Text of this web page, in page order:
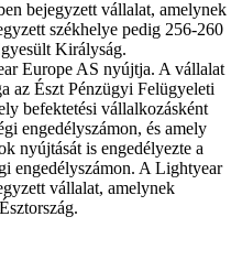
bejegyzett vállalat, amelynek
székhelye pedig 256-260
Királyság.
Europe AS nyújtja. A vállalat
az Észt Pénzügyi Felügyeleti
befektetési vállalkozásként
engedélyszámon, és amely
nyújtását is engedélyezte a
engedélyszámon. A Lightyear
vállalat, amelynek